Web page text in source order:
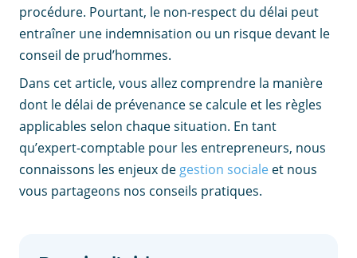
procédure. Pourtant, le non-respect du délai peut
entraîner une indemnisation ou un risque devant le
conseil de prud’hommes.
Dans cet article, vous allez comprendre la manière
dont le délai de prévenance se calcule et les règles
applicables selon chaque situation. En tant
qu’expert-comptable pour les entrepreneurs, nous
connaissons les enjeux de gestion sociale et nous
vous partageons nos conseils pratiques.